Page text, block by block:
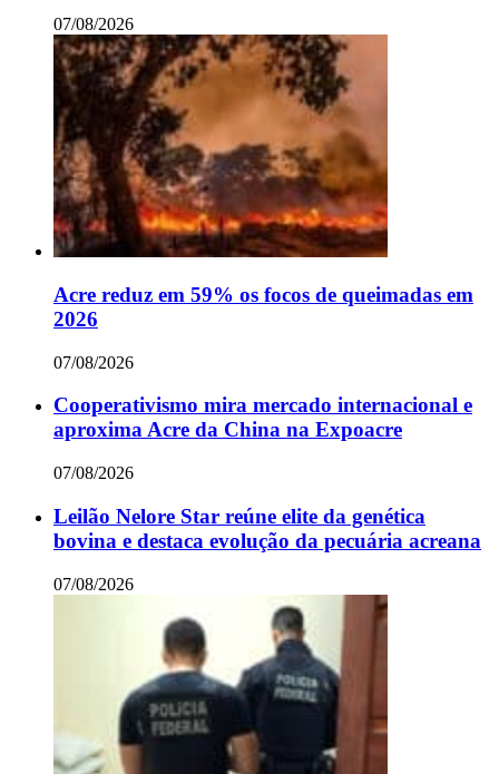
07/08/2026
Acre reduz em 59% os focos de queimadas em
2026
07/08/2026
Cooperativismo mira mercado internacional e
aproxima Acre da China na Expoacre
07/08/2026
Leilão Nelore Star reúne elite da genética
bovina e destaca evolução da pecuária acreana
07/08/2026